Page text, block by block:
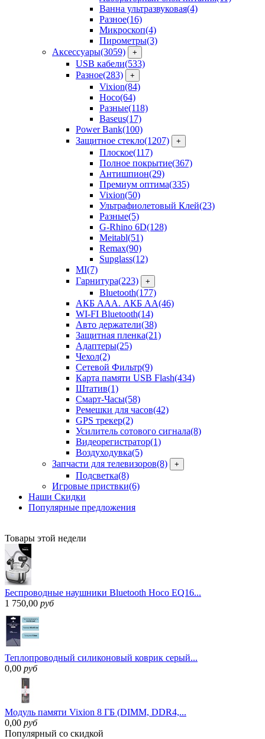
Ванна ультразвуковая(4)
Разное(16)
Микроскоп(4)
Пирометры(3)
Аксессуары(3059) +
USB кабели(533)
Разное(283) +
Vixion(84)
Hoco(64)
Разные(118)
Baseus(17)
Power Bank(100)
Защитное стекло(1207) +
Плоское(117)
Полное покрытие(367)
Антишпион(29)
Премиум оптима(335)
Vixion(50)
Ультрафиолетовый Клей(23)
Разные(5)
G-Rhino 6D(128)
Meitabl(51)
Remax(90)
Supglass(12)
MI(7)
Гарнитура(223) +
Bluetooth(177)
АКБ ААА. АКБ АА(46)
WI-FI Bluetooth(14)
Авто держатели(38)
Защитная пленка(21)
Адаптеры(25)
Чехол(2)
Сетевой Фильтр(9)
Карта памяти USB Flash(434)
Штатив(1)
Смарт-Часы(58)
Ремешки для часов(42)
GPS трекер(2)
Усилитель сотового сигнала(8)
Видеорегистратор(1)
Воздуходувка(5)
Запчасти для телевизоров(8) +
Подсветка(8)
Игровые приствки(6)
Наши Скидки
Популярные предложения
Товары этой недели
Беспроводные наушники Bluetooth Hoco EQ16...
1 750,00 руб
Теплопроводный силиконовый коврик серый...
0,00 руб
Модуль памяти Vixion 8 ГБ (DIMM, DDR4,...
0,00 руб
Популярный со скидкой